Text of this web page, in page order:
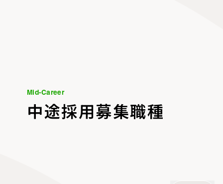
Mid-Career
Mid-Career
中途採用募集職種